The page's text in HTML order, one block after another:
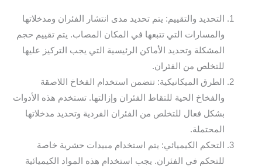
التحديد والتقييم: يتم تحديد مدى انتشار الفئران ومدخلاتها
والمسارات التي تتبعها في المكان المصاب. يتم تقييم حجم
المشكلة وتحديد الأماكن الرئيسية التي يجب التركيز عليها
للتخلص من الفئران.
الطرق الميكانيكية: تتضمن استخدام الفخاخ اللاصقة
والفخاخ الحية للتقاط الفئران وإزالتها. تستخدم هذه الأدوات
بشكل فعال للتخلص من الفئران الفردية وتحديد مدخلاتها
المحتملة.
التحكم الكيميائي: يتم استخدام مبيدات حشرية خاصة
للتحكم في الفئران. يجب استخدام هذه المواد الكيميائية